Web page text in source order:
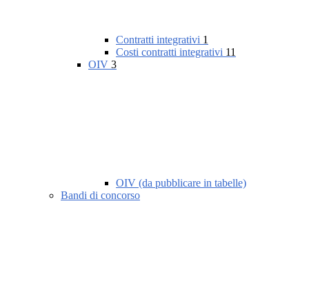
Contratti integrativi 1
Costi contratti integrativi 11
OIV 3
OIV (da pubblicare in tabelle)
Bandi di concorso